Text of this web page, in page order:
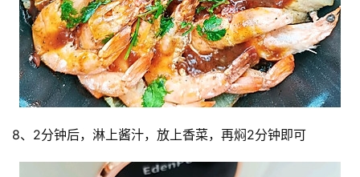
8、2分钟后，淋上酱汁，放上香菜，再焖2分钟即可